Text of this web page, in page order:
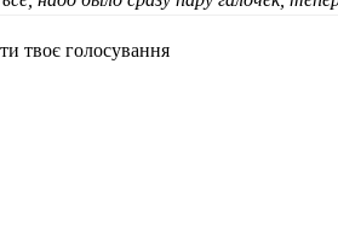
твоє голосування